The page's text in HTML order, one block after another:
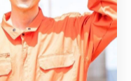
の体験から、準備の
ることが分かりま